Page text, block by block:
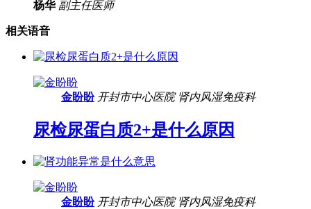
杨华 副主任医师
相关语音
金盼盼 开封市中心医院 肾内风湿免疫科
尿检尿蛋白质2+是什么原因
金盼盼 开封市中心医院 肾内风湿免疫科